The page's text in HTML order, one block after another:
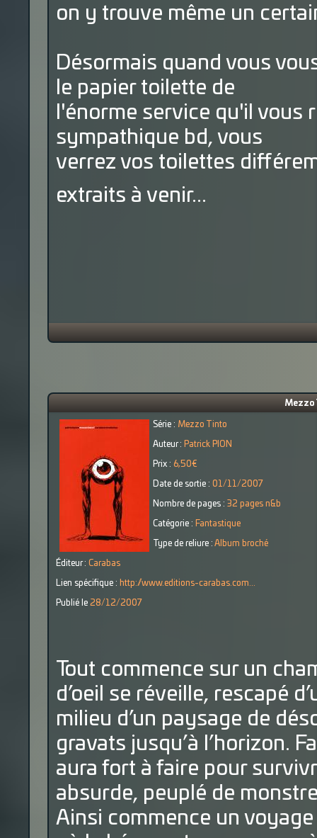
on y trouve même un
Désormais quand vous
le papier toilette de
l'énorme service qu'il vous
sympathique bd, vous
verrez vos toilettes
extraits à venir...
Mezzo
Série : Mezzo Tinto
Auteur : Patrick PION
Prix : 6,50€
Date de sortie : 01/11/2007
Nombre de pages : 32 pages n&b
Catégorie : Fantastique
Type de reliure : Album broché
Éditeur : Carabas
Lien spécifique : http://www.editions-carabas.com...
Publié le 28/12/2007
Tout commence sur un
d’oeil se réveille, rescapé
milieu d’un paysage de
gravats jusqu’à l’horizon.
aura fort à faire pour
absurde, peuplé de
Ainsi commence un